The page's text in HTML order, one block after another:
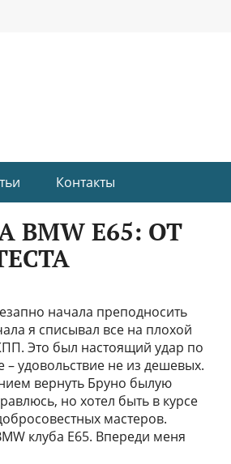
Контакты
E65: ОТ
начала преподносить
я списывал все на плохой
Это был настоящий удар по
удовольствие не из дешевых.
вернуть Бруно былую
но хотел быть в курсе
мастеров.
клуба E65. Впереди меня